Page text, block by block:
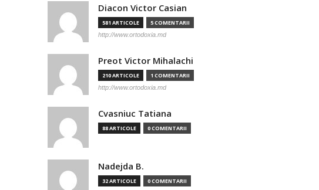
Diacon Victor Casian
581 ARTICOLE 5 COMENTARII
http://www.ortodoxia.md
Preot Victor Mihalachi
210 ARTICOLE 1 COMENTARII
http://www.ortodoxia.md
Cvasniuc Tatiana
88 ARTICOLE 0 COMENTARII
Nadejda B.
32 ARTICOLE 0 COMENTARII